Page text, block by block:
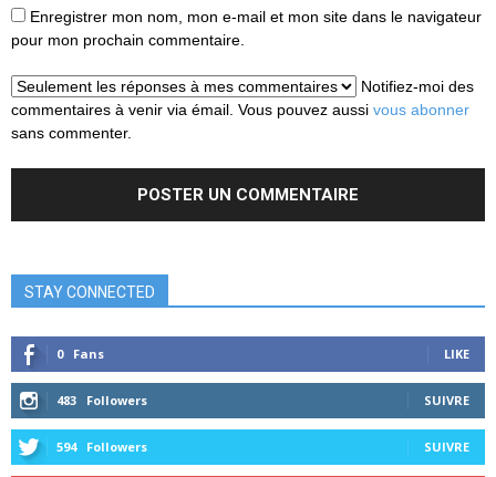
Enregistrer mon nom, mon e-mail et mon site dans le navigateur
pour mon prochain commentaire.
Notifiez-moi des
commentaires à venir via émail. Vous pouvez aussi vous abonner
sans commenter.
STAY CONNECTED
0 Fans LIKE
483 Followers SUIVRE
594 Followers SUIVRE